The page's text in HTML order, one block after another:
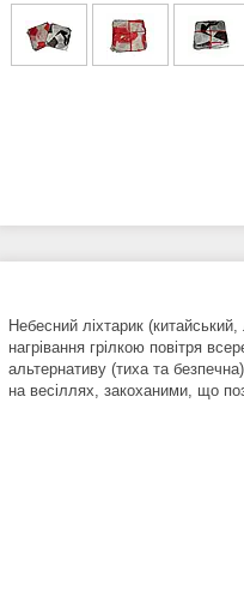
Небесний ліхтарик
нагрівання грілкою повітря
альтернативу (тиха та
на весіллях, закоханими, що